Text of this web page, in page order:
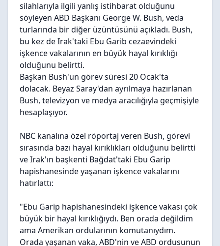
silahlarıyla ilgili yanlış istihbarat olduğunu
söyleyen ABD Başkanı George W. Bush, veda
turlarında bir diğer üzüntüsünü açıkladı. Bush,
bu kez de Irak'taki Ebu Garib cezaevindeki
işkence vakalarının en büyük hayal kırıklığı
olduğunu belirtti.
Başkan Bush'un görev süresi 20 Ocak'ta
dolacak. Beyaz Saray'dan ayrılmaya hazırlanan
Bush, televizyon ve medya aracılığıyla geçmişiyle
hesaplaşıyor.
NBC kanalına özel röportaj veren Bush, görevi
sırasında bazı hayal kırıklıkları olduğunu belirtti
ve Irak'ın başkenti Bağdat'taki Ebu Garip
hapishanesinde yaşanan işkence vakalarını
hatırlattı:
"Ebu Garip hapishanesindeki işkence vakası çok
büyük bir hayal kırıklığıydı. Ben orada değildim
ama Amerikan ordularının komutanıydım.
Orada yaşanan vaka, ABD'nin ve ABD ordusunun